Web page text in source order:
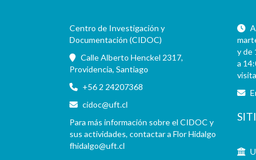
Centro de Investigación y
Documentación (CIDOC)
Calle Alberto Henckel 2317,
Providencia, Santiago
+56 2 24207368
cidoc@uft.cl
Para más información sobre el CIDOC y
sus actividades, contactar a Flor Hidalgo
fhidalgo@uft.cl
y de
a